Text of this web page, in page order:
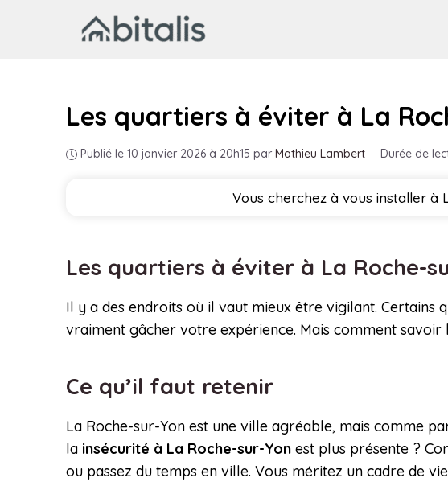
Les quartiers à éviter à La
Publié le 10 janvier 2026 à 20h15 par Mathieu Lambert · Durée de
Vous cherchez à vous installer à
Les quartiers à éviter à La Roche-
Il y a des endroits où il vaut mieux être vigilant.
vraiment gâcher votre expérience. Mais comment savoir
Ce qu’il faut retenir
La Roche-sur-Yon est une ville agréable, mais comme
la insécurité à La Roche-sur-Yon est plus présente ?
ou passez du temps en ville. Vous méritez un cadre de